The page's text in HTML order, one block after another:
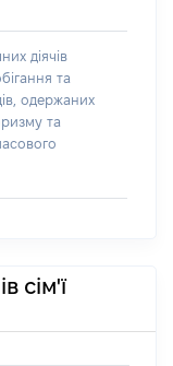
діячів
та
одержаних
та
сім'ї